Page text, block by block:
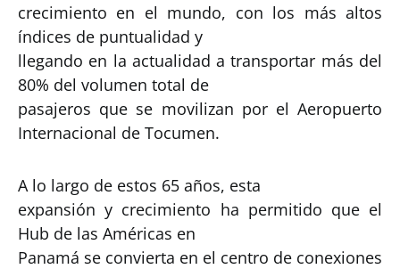
crecimiento en el mundo, con los más altos
índices de puntualidad y
llegando en la actualidad a transportar más del
80% del volumen total de
pasajeros que se movilizan por el Aeropuerto
Internacional de Tocumen.
A lo largo de estos 65 años, esta
expansión y crecimiento ha permitido que el
Hub de las Américas en
Panamá se convierta en el centro de conexiones